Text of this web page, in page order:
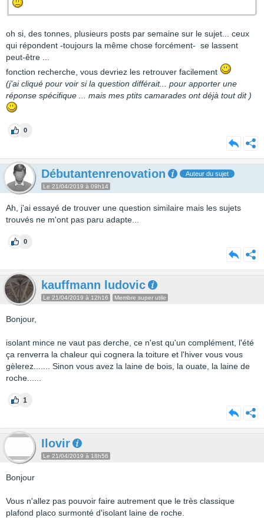
oh si, des tonnes, plusieurs posts par semaine sur le sujet... ceux
qui répondent -toujours la même chose forcément- se lassent
peut-être ...
fonction recherche, vous devriez les retrouver facilement
(j'ai cliqué pour voir si la question différait... pour apporter une
réponse spécifique ... mais mes ptits camarades ont déjà tout dit )
0
Débutantenrenovation Auteur du sujet
Le 21/04/2019 à 09h14
Ah, j'ai essayé de trouver une question similaire mais les sujets
trouvés ne m'ont pas paru adapte...
0
kauffmann ludovic
Le 21/04/2019 à 12h16 Membre super utile
Bonjour,
isolant mince ne vaut pas derche, ce n'est qu'un complément, l'été
ça renverra la chaleur qui cognera la toiture et l'hiver vous vous
gèlerez....... Sinon vous avez la laine de bois, la ouate, la laine de
roche......
1
Ilovir
Le 21/04/2019 à 18h56
Bonjour
Vous n'allez pas pouvoir faire autrement que le très classique
plafond placo surmonté d'isolant laine de roche.